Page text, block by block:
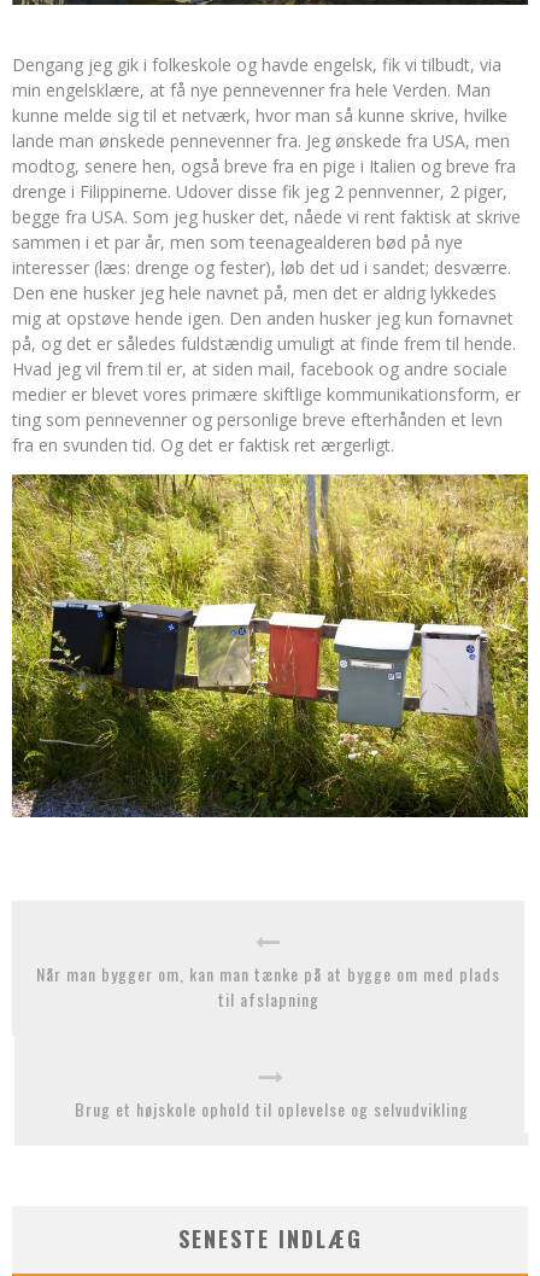
Dengang jeg gik i folkeskole og havde engelsk, fik vi tilbudt, via
min engelsklære, at få nye pennevenner fra hele Verden. Man
kunne melde sig til et netværk, hvor man så kunne skrive, hvilke
lande man ønskede pennevenner fra. Jeg ønskede fra USA, men
modtog, senere hen, også breve fra en pige i Italien og breve fra
drenge i Filippinerne. Udover disse fik jeg 2 pennvenner, 2 piger,
begge fra USA. Som jeg husker det, nåede vi rent faktisk at skrive
sammen i et par år, men som teenagealderen bød på nye
interesser (læs: drenge og fester), løb det ud i sandet; desværre.
Den ene husker jeg hele navnet på, men det er aldrig lykkedes
mig at opstøve hende igen. Den anden husker jeg kun fornavnet
på, og det er således fuldstændig umuligt at finde frem til hende.
Hvad jeg vil frem til er, at siden mail, facebook og andre sociale
medier er blevet vores primære skiftlige kommunikationsform, er
ting som pennevenner og personlige breve efterhånden et levn
fra en svunden tid. Og det er faktisk ret ærgerligt.
Når man bygger om, kan man tænke på at bygge om med plads
til afslapning
Brug et højskole ophold til oplevelse og selvudvikling
SENESTE INDLÆG